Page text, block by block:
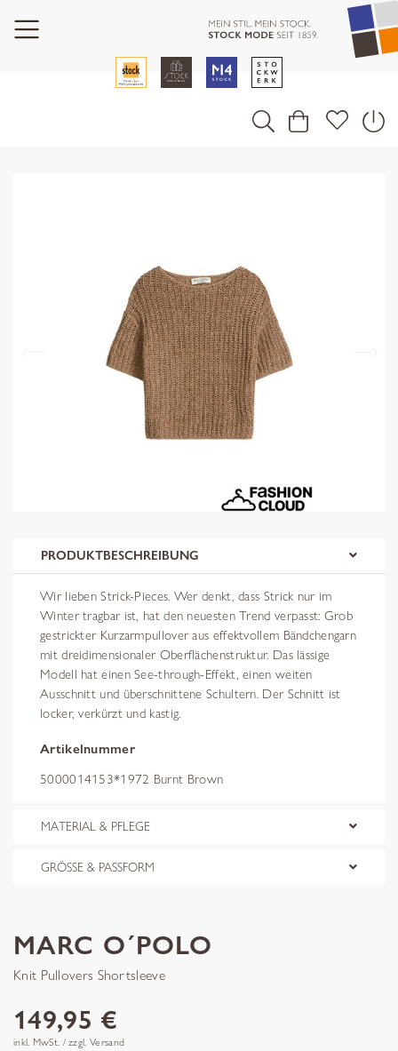
PRODUKTBESCHREIBUNG
Wir lieben Strick-Pieces. Wer denkt, dass Strick nur im
Winter tragbar ist, hat den neuesten Trend verpasst: Grob
gestrickter Kurzarmpullover aus effektvollem Bändchengarn
mit dreidimensionaler Oberflächenstruktur. Das lässige
Modell hat einen See-through-Effekt, einen weiten
Ausschnitt und überschnittene Schultern. Der Schnitt ist
locker, verkürzt und kastig.
Artikelnummer
5000014153*1972 Burnt Brown
MATERIAL & PFLEGE
GRÖSSE & PASSFORM
MARC O´POLO
Knit Pullovers Shortsleeve
149,95 €
inkl. MwSt. / zzgl. Versand